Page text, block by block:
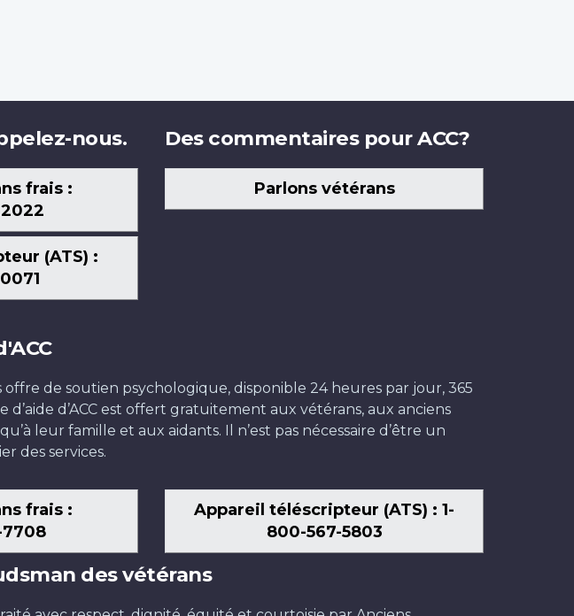
nous.
frais :
(ATS) :
Des commentaires pour ACC?
Parlons vétérans
offre de soutien psychologique, disponible 24 heures par jour, 365
d’aide d’ACC est offert gratuitement aux vétérans, aux anciens
leur famille et aux aidants. Il n’est pas nécessaire d’être un
des services.
frais :
Appareil téléscripteur (ATS) : 1-
800-567-5803
des vétérans